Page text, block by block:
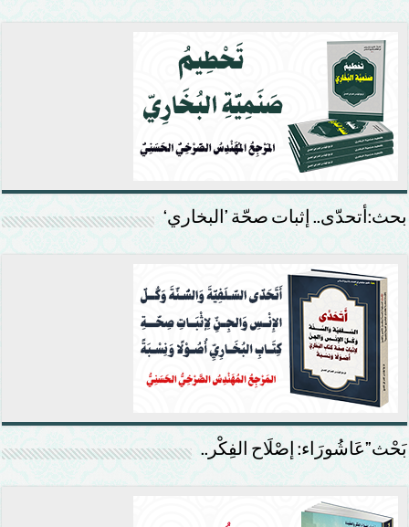
بحث:أتحدّى.. إثبات صحّة ’البخاري‘
بَحْث”عَاشُورَاء: إصْلَاح الفِكْر..